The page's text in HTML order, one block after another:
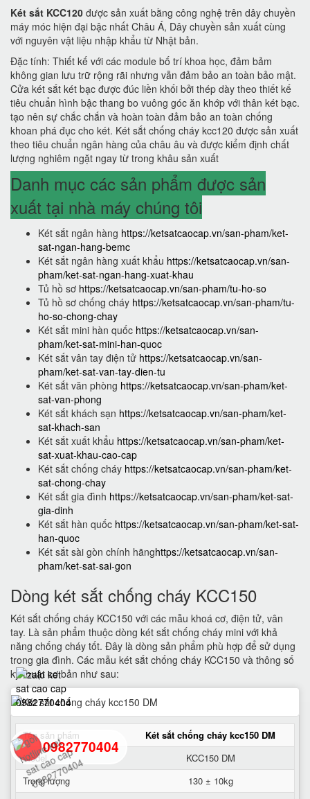
Két sắt KCC120 được sản xuất bằng công nghệ trên dây chuyền
máy móc hiện đại bậc nhất Châu Á, Dây chuyền sản xuất cùng
với nguyên vật liệu nhập khẩu từ Nhật bản.
Đặc tính: Thiết kế với các module bố trí khoa học, đảm bảm
không gian lưu trữ rộng rãi nhưng vẫn đảm bảo an toàn bảo mật.
Cửa két sắt két bạc được đúc liền khối bởi thép dày theo thiết kế
tiêu chuẩn hình bậc thang bo vuông góc ăn khớp với thân két bạc.
tạo nên sự chắc chắn và hoàn toàn đảm bảo an toàn chống
khoan phá đục cho két. Két sắt chống cháy kcc120 được sản xuất
theo tiêu chuẩn ngân hàng của châu âu và được kiểm định chất
lượng nghiêm ngặt ngay từ trong khâu sản xuất
Danh mục các sản phẩm được sản
xuất tại nhà máy chúng tôi
Két sắt ngân hàng https://ketsatcaocap.vn/san-pham/ket-
sat-ngan-hang-bemc
Két sắt ngân hàng xuất khẩu https://ketsatcaocap.vn/san-
pham/ket-sat-ngan-hang-xuat-khau
Tủ hồ sơ https://ketsatcaocap.vn/san-pham/tu-ho-so
Tủ hồ sơ chống cháy https://ketsatcaocap.vn/san-pham/tu-
ho-so-chong-chay
Két sắt mini hàn quốc https://ketsatcaocap.vn/san-
pham/ket-sat-mini-han-quoc
Két sắt vân tay điện tử https://ketsatcaocap.vn/san-
pham/ket-sat-van-tay-dien-tu
Két sắt văn phòng https://ketsatcaocap.vn/san-pham/ket-
sat-van-phong
Két sắt khách sạn https://ketsatcaocap.vn/san-pham/ket-
sat-khach-san
Két sắt xuất khẩu https://ketsatcaocap.vn/san-pham/ket-
sat-xuat-khau-cao-cap
Két sắt chống cháy https://ketsatcaocap.vn/san-pham/ket-
sat-chong-chay
Két sắt gia đình https://ketsatcaocap.vn/san-pham/ket-sat-
gia-dinh
Két sắt hàn quốc https://ketsatcaocap.vn/san-pham/ket-sat-
han-quoc
Két sắt sài gòn chính hãnghttps://ketsatcaocap.vn/san-
pham/ket-sat-sai-gon
Dòng két sắt chống cháy KCC150
Két sắt chống cháy KCC150 với các mẫu khoá cơ, điện tử, vân
tay. Là sản phẩm thuộc dòng két sắt chống cháy mini với khả
năng chống cháy tốt. Đây là dòng sản phẩm phù hợp để sử dụng
trong gia đình. Các mẫu két sắt chống cháy KCC150 và thông số
kỹ thuật cơ bản như sau:
Tên sản phẩm
Két sắt chống cháy kcc150 DM
Model
KCC150 DM
Trọng lượng
130 ± 10kg
0982770404
back